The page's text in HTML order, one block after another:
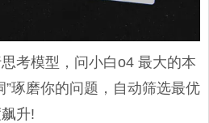
考模型，问小白o4 最大的本
”琢磨你的问题，自动筛选最优
升!